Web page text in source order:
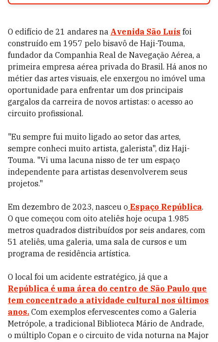
O edifício de 21 andares na Avenida São Luís foi
construído em 1957 pelo bisavô de Haji-Touma,
fundador da Companhia Real de Navegação Aérea, a
primeira empresa aérea privada do Brasil. Há anos no
métier das artes visuais, ele enxergou no imóvel uma
oportunidade para enfrentar um dos principais
gargalos da carreira de novos artistas: o acesso ao
circuito profissional.
"Eu sempre fui muito ligado ao setor das artes,
sempre conheci muito artista, galerista", diz Haji-
Touma. "Vi uma lacuna nisso de ter um espaço
independente para artistas desenvolverem seus
projetos."
Em dezembro de 2023, nasceu o Espaço República.
O que começou com oito ateliês hoje ocupa 1.985
metros quadrados distribuídos por seis andares, com
51 ateliês, uma galeria, uma sala de cursos e um
programa de residência artística.
O local foi um acidente estratégico, já que a
República é uma área do centro de São Paulo que
tem concentrado a atividade cultural nos últimos
anos. Com exemplos efervescentes como a Galeria
Metrópole, a tradicional Biblioteca Mário de Andrade,
o múltiplo Copan e o circuito de vida noturna na Major